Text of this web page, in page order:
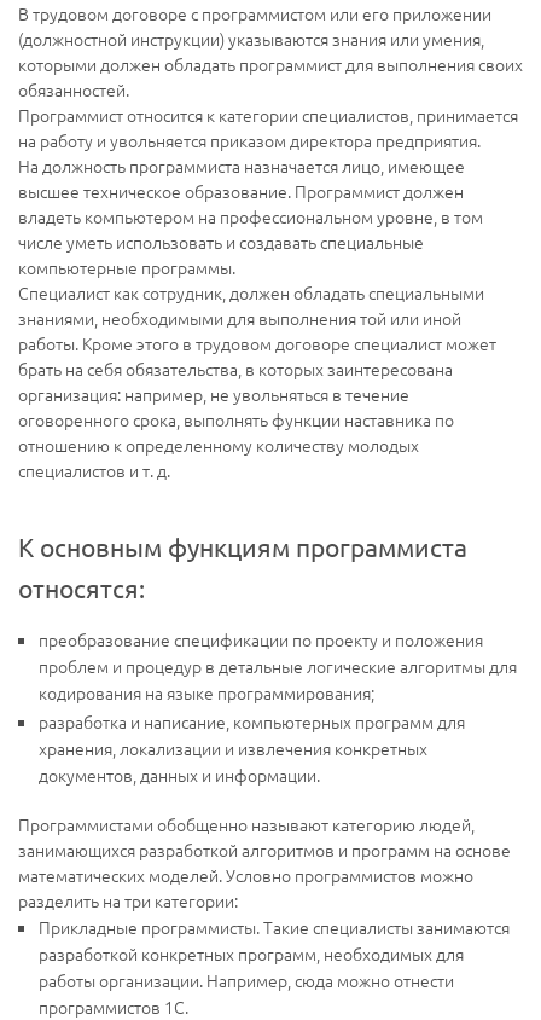
В трудовом договоре с программистом или его приложении
(должностной инструкции) указываются знания или умения,
которыми должен обладать программист для выполнения своих
обязанностей.
Программист относится к категории специалистов, принимается
на работу и увольняется приказом директора предприятия.
На должность программиста назначается лицо, имеющее
высшее техническое образование. Программист должен
владеть компьютером на профессиональном уровне, в том
числе уметь использовать и создавать специальные
компьютерные программы.
Специалист как сотрудник, должен обладать специальными
знаниями, необходимыми для выполнения той или иной
работы. Кроме этого в трудовом договоре специалист может
брать на себя обязательства, в которых заинтересована
организация: например, не увольняться в течение
оговоренного срока, выполнять функции наставника по
отношению к определенному количеству молодых
специалистов и т. д.
К основным функциям программиста
относятся:
преобразование спецификации по проекту и положения
проблем и процедур в детальные логические алгоритмы для
кодирования на языке программирования;
разработка и написание, компьютерных программ для
хранения, локализации и извлечения конкретных
документов, данных и информации.
Программистами обобщенно называют категорию людей,
занимающихся разработкой алгоритмов и программ на основе
математических моделей. Условно программистов можно
разделить на три категории:
Прикладные программисты. Такие специалисты занимаются
разработкой конкретных программ, необходимых для
работы организации. Например, сюда можно отнести
программистов 1С.